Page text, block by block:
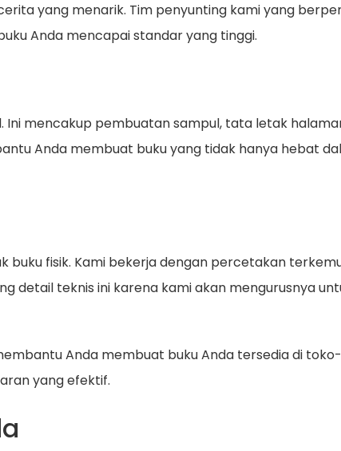
yang menarik. Tim penyunting kami yang
Anda mencapai standar yang tinggi.
mencakup pembuatan sampul, tata letak
Anda membuat buku yang tidak hanya hebat
buku fisik. Kami bekerja dengan percetakan
teknis ini karena kami akan mengurusnya
Anda membuat buku Anda tersedia di
yang efektif.